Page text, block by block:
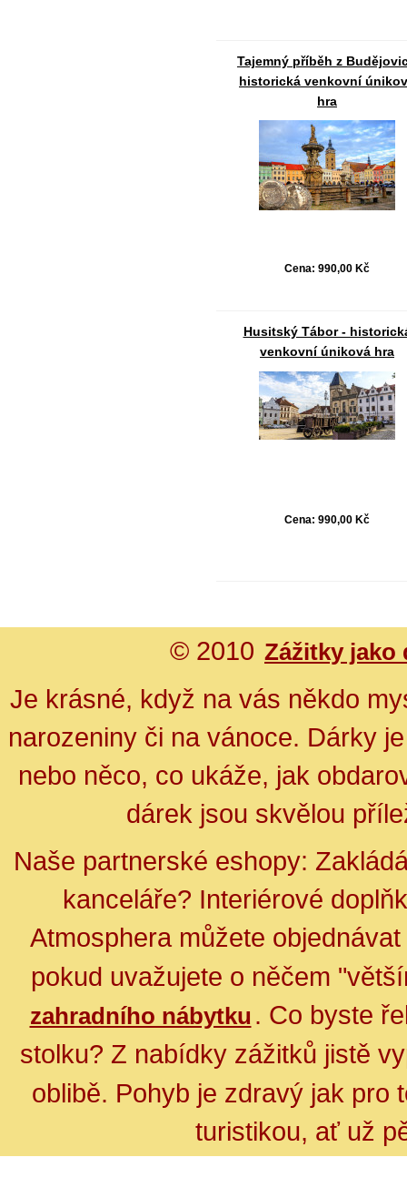
Tajemný příběh z
historická venkovní
hra
Cena: 990,00 Kč
Husitský Tábor -
venkovní úniková hra
Cena: 990,00 Kč
© 2010 Zážitky jako
Je krásné, když na vás někdo
narozeniny či na vánoce. Dárky
nebo něco, co ukáže, jak
dárek jsou skvělou
Naše partnerské eshopy:
kanceláře? Interiérové
Atmosphera můžete objednávat
pokud uvažujete o něčem
zahradního nábytku . Co byste
stolku? Z nabídky zážitků jistě
oblibě. Pohyb je zdravý jak pro
turistikou, ať už